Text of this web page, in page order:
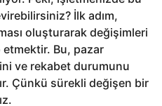
İlk adım,
oluşturarak değişimleri
etmektir. Bu, pazar
ve rekabet durumunu
Çünkü sürekli değişen bir